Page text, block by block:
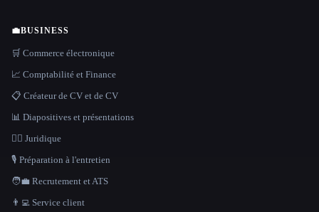
💼BUSINESS
🛒 Commerce électronique
📈 Comptabilité et Finance
📋 Créateur de CV et de CV
📊 Diapositives et présentations
👩‍⚖️ Juridique
🎙️ Préparation à l'entretien
🧑‍💼 Recrutement et ATS
👨‍💻 Service client